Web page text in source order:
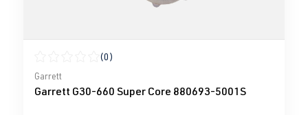
Durchschnittliche Bewertung von 0 von 5 Sternen
(0)
Garrett
Garrett G30-660 Super Core 880693-5001S